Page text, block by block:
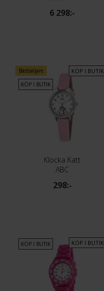
6 298:-
Bästsäljare
KÖP I BUTIK
KÖP I BUTIK
Klocka Katt
ABC
298:-
KÖP I BUTIK KÖP I BUTIK